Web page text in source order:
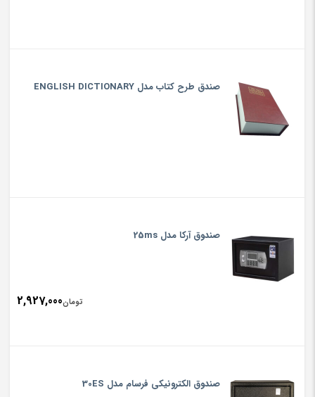
صندق طرح کتاب مدل ENGLISH DICTIONARY
صندوق آرکا مدل 25ms
تومان2,927,000
صندوق الکترونیکی فرسام مدل 30ES